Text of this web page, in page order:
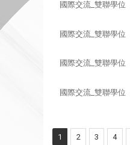
國際交流_雙聯學位
國際交流_雙聯學位
國際交流_雙聯學位
國際交流_雙聯學位
1 2 3 4